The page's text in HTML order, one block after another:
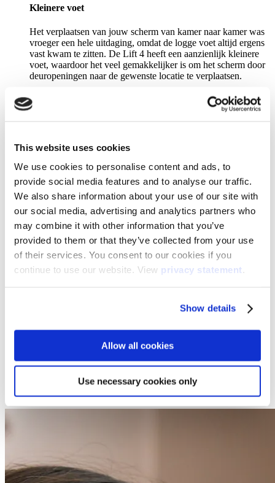
This website uses cookies
We use cookies to personalise content and ads, to
provide social media features and to analyse our traffic.
We also share information about your use of our site with
our social media, advertising and analytics partners who
may combine it with other information that you’ve
provided to them or that they’ve collected from your use
of their services. You consent to our cookies if you
continue to use our website. View privacy statement.
Show details
Allow all cookies
Use necessary cookies only
Kleinere voet
Het verplaatsen van jouw scherm van kamer naar kamer was
vroeger een hele uitdaging, omdat de logge voet altijd ergens
vast kwam te zitten. De Lift 4 heeft een aanzienlijk kleinere
voet, waardoor het veel gemakkelijker is om het scherm door
deuropeningen naar de gewenste locatie te verplaatsen.
Geef je de voorkeur aan de ouderwetse manier en gebruik je
van draadloos te delen? Wij hebben wat je zoekt! Voeg de
optionele laptop tray toe aan de Lift 4 en je hebt een handige
We hebben een kabelbox aan de Lift 4 toegevoegd, zodat alle
kabels netjes kunnen worden opgeborgen. Als extraatje kun je
Om ervoor te zorgen dat je zo snel mogelijk verder kunt met
gemeenschappelijke onderdelen van de Lift 4 vooraf in de
fabriek is gemonteerd en getest.